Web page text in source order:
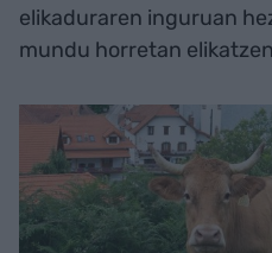
elikaduraren inguruan
mundu horretan